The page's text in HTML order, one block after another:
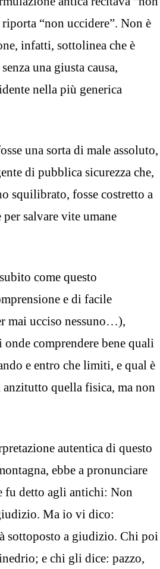
“non uccidere”. Non è
infatti, sottolinea che è
una giusta causa,
nella più generica
una sorta di male assoluto,
di pubblica sicurezza che,
squilibrato, fosse costretto a
salvare vite umane
come questo
e di facile
mai ucciso nessuno…),
comprendere bene quali
e entro che limiti, e qual è
quella fisica, ma non
autentica di questo
ebbe a pronunciare
fu detto agli antichi: Non
Ma io vi dico:
sottoposto a giudizio. Chi poi
e chi gli dice: pazzo,